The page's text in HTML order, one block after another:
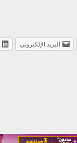
البريد الإلكتروني